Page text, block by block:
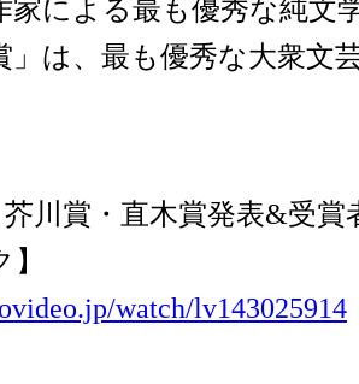
家による最も優秀な純文
」は、最も優秀な大衆文
芥川賞・直木賞発表&受
watch/lv143025914